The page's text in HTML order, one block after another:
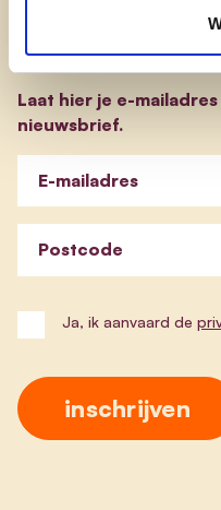
Blijf op de
Laat hier je e-
nieuwsbrief.
E-mailadres
Postcode
Ja, ik aanvaard de